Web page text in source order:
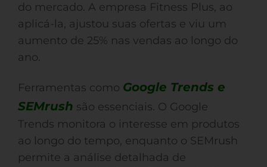
do mercado. A empresa Fitness Plus, ao
aplicá-la, ajustou suas ofertas e viu um
aumento de 25% nas vendas ao longo do
ano.
Ferramentas como Google Trends e
SEMrush são essenciais. O Google
Trends monitora o interesse em produtos
ao longo do tempo, enquanto o SEMrush
permite a análise detalhada de